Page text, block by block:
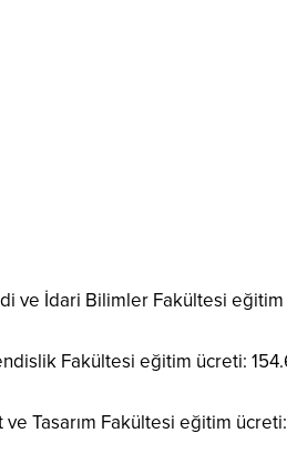
ve İdari Bilimler Fakültesi eğitim
Fakültesi eğitim ücreti:
ve Tasarım Fakültesi eğitim